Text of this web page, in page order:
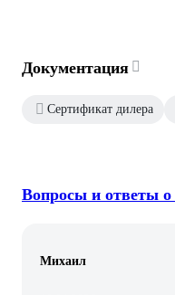
Документация
Сертификат дилера
Вопросы и ответы
Михаил